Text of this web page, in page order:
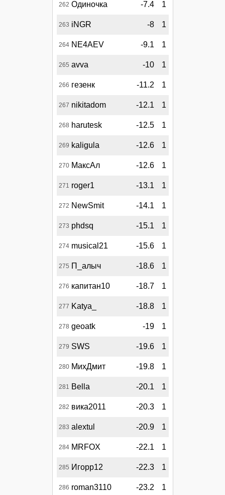
262 Одиночка -7.4 1
263 iNGR -8 1
264 NE4AEV -9.1 1
265 avva -10 1
266 гезенк -11.2 1
267 nikitadom -12.1 1
268 harutesk -12.5 1
269 kaligula -12.6 1
270 МаксАл -12.6 1
271 roger1 -13.1 1
272 NewSmit -14.1 1
273 phdsq -15.1 1
274 musical21 -15.6 1
275 П_алыч -18.6 1
276 капитан10 -18.7 1
277 Katya_ -18.8 1
278 geoatk -19 1
279 SWS -19.6 1
280 МихДмит -19.8 1
281 Bella -20.1 1
282 вика2011 -20.3 1
283 alextul -20.9 1
284 MRFOX -22.1 1
285 Игорр12 -22.3 1
286 roman3110 -23.2 1